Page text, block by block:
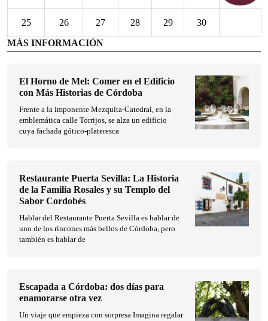
25 26 27 28 29
30
MÁS INFORMACIÓN
El Horno de Mel: Comer en el Edificio
con Más Historias de Córdoba
Frente a la imponente Mezquita-Catedral, en la
emblemática calle Torrijos, se alza un edificio
cuya fachada gótico-plateresca
Restaurante Puerta Sevilla: La Historia
de la Familia Rosales y su Templo del
Sabor Cordobés
Hablar del Restaurante Puerta Sevilla es hablar de
uno de los rincones más bellos de Córdoba, pero
también es hablar de
Escapada a Córdoba: dos días para
enamorarse otra vez
Un viaje que empieza con sorpresa Imagina regalar